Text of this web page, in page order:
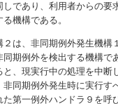
であり、利用者からの要
機構である。
は、非同期例外発生機構
同期例外を検出する機構で
と、現実行中の処理を中断
非同期例外発生時に実行す
た第一例外ハンドラ９を呼